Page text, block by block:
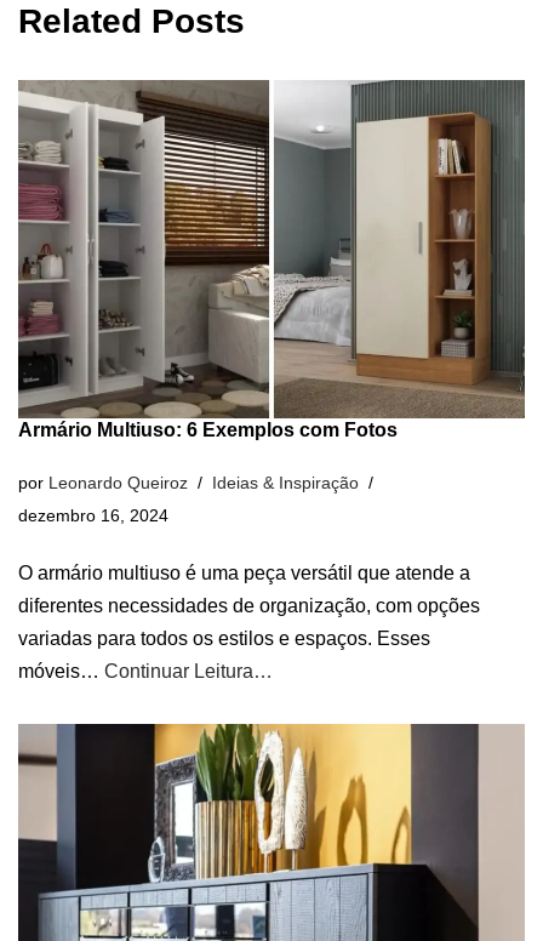
Related Posts
Armário Multiuso: 6 Exemplos com Fotos
por Leonardo Queiroz
Ideias & Inspiração
dezembro 16, 2024
O armário multiuso é uma peça versátil que atende a
diferentes necessidades de organização, com opções
variadas para todos os estilos e espaços. Esses
móveis… Continuar Leitura…